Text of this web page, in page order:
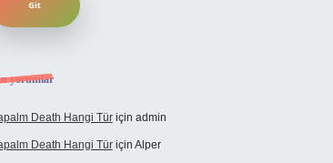
yorumlar
Death Hangi Türiçin admin
Death Hangi Türiçin Alper